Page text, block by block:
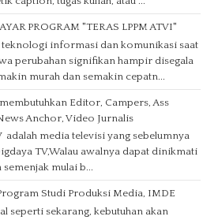
PROGRAM "TERAS LPPM ATVI"
teknologi informasi dan komunikasi saat
perubahan signifikan hampir disegala
murah dan semakin cepatn...
Editor, Campers, Ass
Anchor, Video Jurnalis
adalah media televisi yang sebelumnya
TV,Walau awalnya dapat dinikmati
mulai b...
Studi Produksi Media, IMDE
seperti sekarang, kebutuhan akan